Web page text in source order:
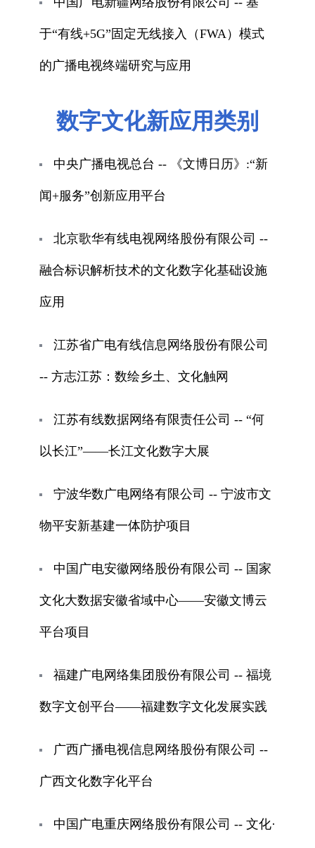
于“有线+5G”固定无线接入（FWA）模式
的广播电视终端研究与应用
数字文化新应用类别
中央广播电视总台 -- 《文博日历》:“新
闻+服务”创新应用平台
北京歌华有线电视网络股份有限公司 --
融合标识解析技术的文化数字化基础设施
应用
江苏省广电有线信息网络股份有限公司
-- 方志江苏：数绘乡土、文化触网
江苏有线数据网络有限责任公司 -- “何
以长江”——长江文化数字大展
宁波华数广电网络有限公司 -- 宁波市文
物平安新基建一体防护项目
中国广电安徽网络股份有限公司 -- 国家
文化大数据安徽省域中心——安徽文博云
平台项目
福建广电网络集团股份有限公司 -- 福境
数字文创平台——福建数字文化发展实践
广西广播电视信息网络股份有限公司 --
广西文化数字化平台
中国广电重庆网络股份有限公司 -- 文化·